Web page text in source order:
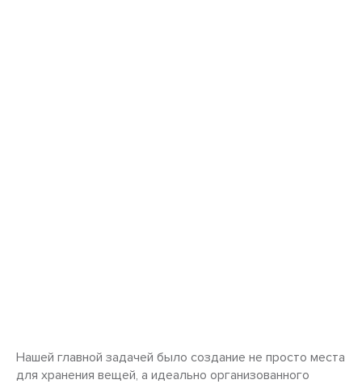
Нашей главной задачей было создание не просто места
для хранения вещей, а идеально организованного